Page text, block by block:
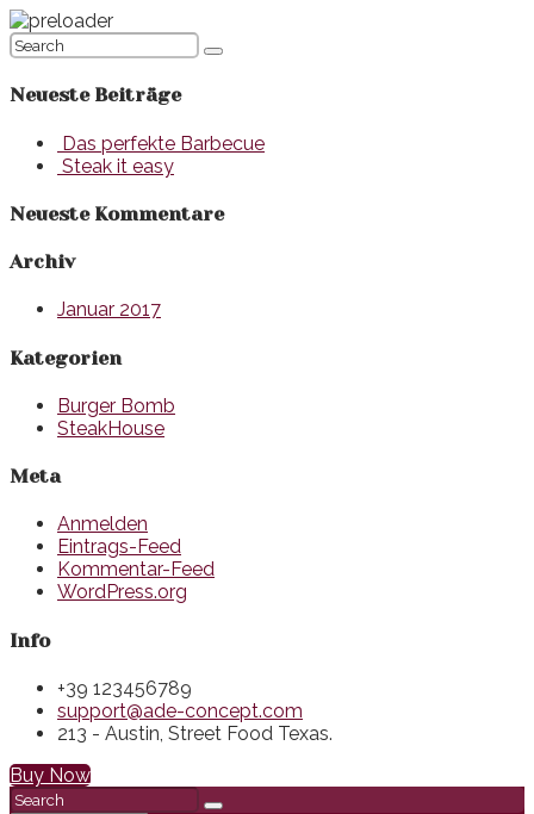
Neueste Beiträge
Das perfekte Barbecue
Steak it easy
Neueste Kommentare
Archiv
Januar 2017
Kategorien
Burger Bomb
SteakHouse
Meta
Anmelden
Eintrags-Feed
Kommentar-Feed
WordPress.org
Info
+39 123456789
support@ade-concept.com
213 - Austin, Street Food Texas.
Buy Now